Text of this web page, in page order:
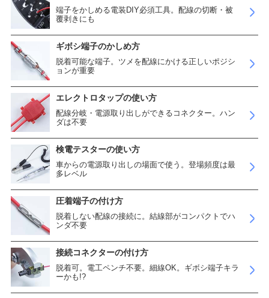
端子をかしめる電装DIY必須工具。配線の切断・被
覆剥きにも
ギボシ端子のかしめ方
脱着可能な端子。ツメを配線にかける正しいポジシ
ョンが重要
エレクトロタップの使い方
配線分岐・電源取り出しができるコネクター。ハン
ダは不要
検電テスターの使い方
車からの電源取り出しの場面で使う。登場頻度は最
多レベル
圧着端子の付け方
脱着しない配線の接続に。結線部がコンパクトでハ
ンダ不要
接続コネクターの付け方
脱着可。電工ペンチ不要。細線OK。ギボシ端子キラ
ーかも!?